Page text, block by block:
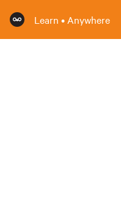
Learn • Anywhere